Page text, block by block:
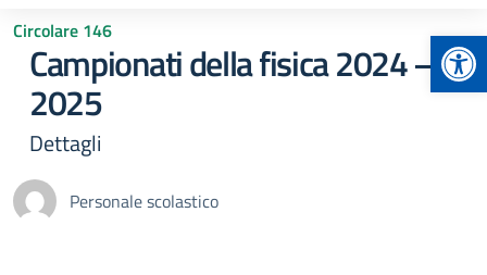
Circolare 146
Campionati della fisica 2024 –
2025
Dettagli
Personale scolastico